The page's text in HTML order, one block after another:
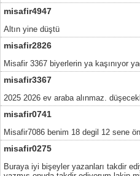
misafir4947
Altın yine düştü
misafir2826
Misafir 3367 biyerlerin ya kaşınıyor
misafir3367
2025 2026 ev araba alınmaz.
misafir0741
Misafir7086 benim 18 degil 12 sene
misafir0275
Buraya iyi bişeyler yazanları takdir